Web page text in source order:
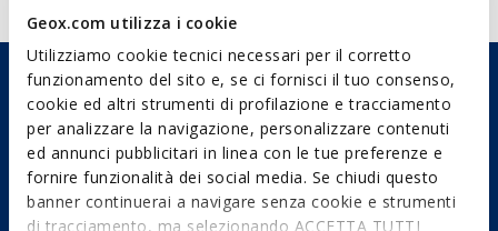
Geox.com utilizza i cookie
Utilizziamo cookie tecnici necessari per il corretto
funzionamento del sito e, se ci fornisci il tuo consenso,
cookie ed altri strumenti di profilazione e tracciamento
per analizzare la navigazione, personalizzare contenuti
ed annunci pubblicitari in linea con le tue preferenze e
fornire funzionalità dei social media. Se chiudi questo
banner continuerai a navigare senza cookie e strumenti
di tracciamento, ma selezionando ACCETTA TUTTI